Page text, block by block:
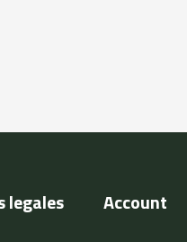
legales Account